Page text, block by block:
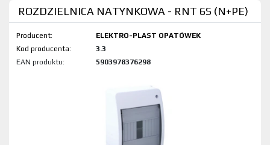
ROZDZIELNICA NATYNKOWA - RNT 6S (N+PE)
Producent:
ELEKTRO-PLAST OPATÓWEK
Kod produktu:
3.3
EAN produktu:
5903978376298